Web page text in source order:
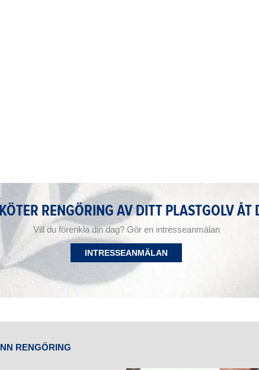
RENGÖRING AV DITT PLASTGOLV ÅT
Vill du förenkla din dag? Gör en intresseanmälan
INTRESSEANMÄLAN
RENGÖRING